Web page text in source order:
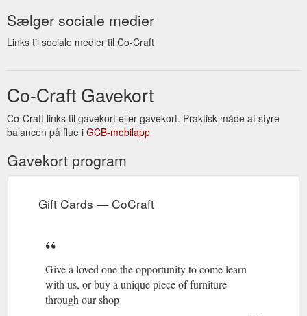
Sælger sociale medier
Links til sociale medier til Co-Craft
Co-Craft Gavekort
Co-Craft links til gavekort eller gavekort. Praktisk måde at styre
balancen på flue i GCB-mobilapp
Gavekort program
Gift Cards — CoCraft
Give a loved one the opportunity to come learn
with us, or buy a unique piece of furniture
through our shop